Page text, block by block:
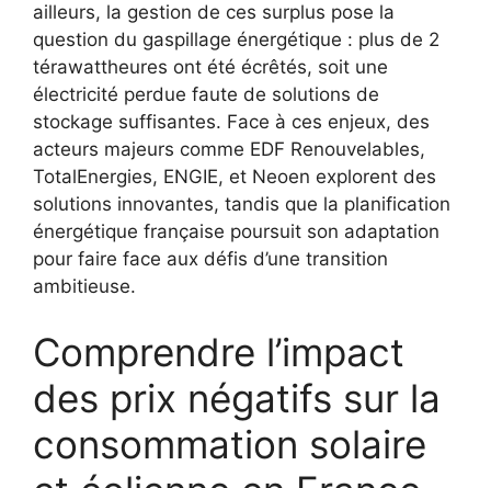
ailleurs, la gestion de ces surplus pose la
question du gaspillage énergétique : plus de 2
térawattheures ont été écrêtés, soit une
électricité perdue faute de solutions de
stockage suffisantes. Face à ces enjeux, des
acteurs majeurs comme EDF Renouvelables,
TotalEnergies, ENGIE, et Neoen explorent des
solutions innovantes, tandis que la planification
énergétique française poursuit son adaptation
pour faire face aux défis d’une transition
ambitieuse.
Comprendre l’impact
des prix négatifs sur la
consommation solaire